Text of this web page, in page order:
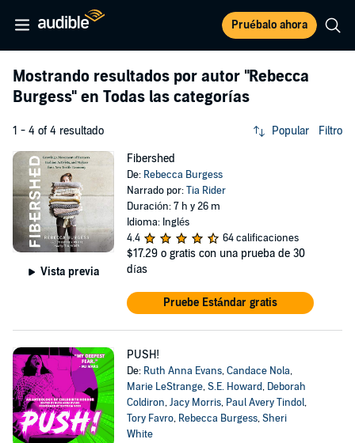
Pruébalo ahora
Mostrando resultados por autor "Rebecca
Burgess" en Todas las categorías
1 - 4 of 4 resultado Popular Filtro
Vista previa
Fibershed
De: Rebecca Burgess
Narrado por:Tia Rider
Duración: 7 h y 26 m
Idioma: Inglés
4.4
64 calificaciones
$17.29 o gratis con una prueba de 30
días
Pruebe Estándar gratis
PUSH!
De: Ruth Anna Evans,Candace Nola,
Marie LeStrange,S.E. Howard, Deborah
Coldiron,Jacy Morris, Paul Avery Tindol,
Tory Favro, Rebecca Burgess,Sheri
White